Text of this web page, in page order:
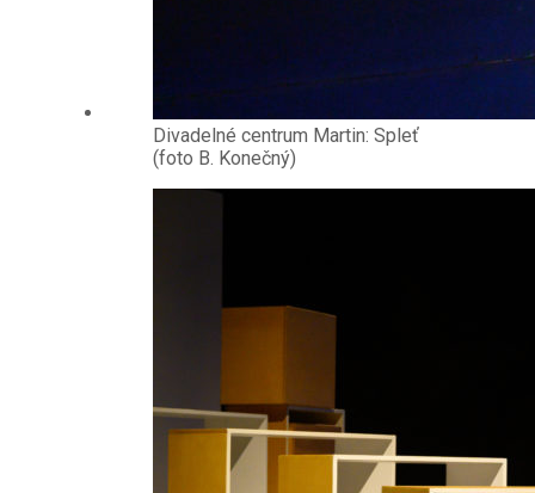
Divadelné centrum Martin: Spleť
(foto B. Konečný)